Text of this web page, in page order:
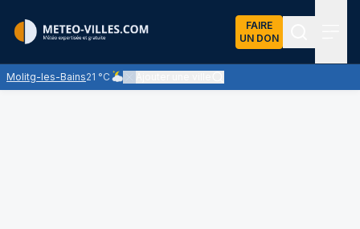
FAIRE
UN DON
Molitg-les-Bains21 °C
Ciel nuageux - les éclaircies et les nuages se